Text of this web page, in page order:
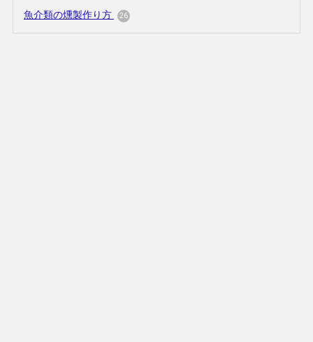
魚介類の燻製作り方 26